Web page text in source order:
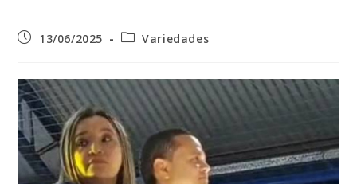
Post13/06/2025
Categoria
Variedades